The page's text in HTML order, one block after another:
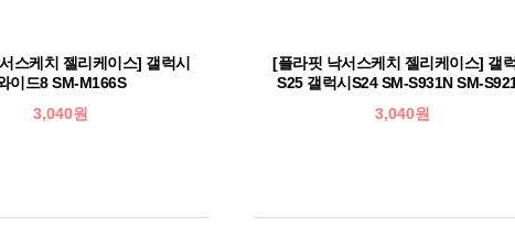
스케치 젤리케이스] 갤럭시
이드8 SM-M166S
3,040원
[플라핏 낙서스케치 젤리케이스] 갤
S25 갤럭시S24 SM-S931N SM-
3,040원